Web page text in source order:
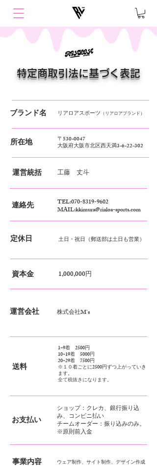
特定商取引法に基づく表記
ブランド名 リアロアスポーツ （リアロアブランド）
所在地 〒530-0047
大阪府大阪市北区西天満3-6-22-302
運営統括 工藤 丈斗
連絡先 TEL:070-8319-9602
MAIL:kkimura@rialoa-sports.com
定休日 土日・祝日（郵送部は土日も営業）
資本金 1,000,000円
運営会社 ​株式会社M`s
送料
1~9着 2500円
10~19着 5000円
20~29着 7500円
※１０着ごとに2500円ずつ上がっていき
ます。
全て税抜きになります。
​お支払い
​ショップ：クレカ、銀行振り込
み、コンビニ払い
チームオーダー：振り込みのみ。
​※原則前入金
事業内容 ウェア制作、サイト制作、デザイン作成